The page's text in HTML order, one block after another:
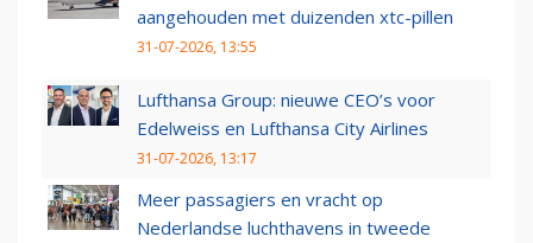
aangehouden met duizenden xtc-pillen
31-07-2026, 13:55
Lufthansa Group: nieuwe CEO’s voor
Edelweiss en Lufthansa City Airlines
31-07-2026, 13:17
Meer passagiers en vracht op
Nederlandse luchthavens in tweede